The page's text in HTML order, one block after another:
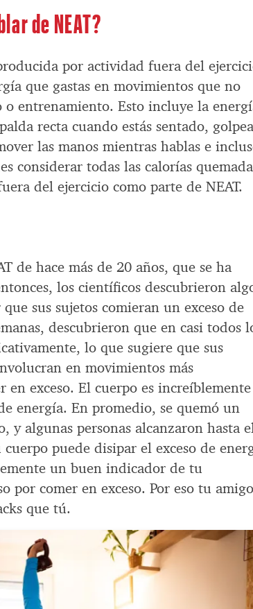
de NEAT?
por actividad fuera del
que gastas en movimientos que no
entrenamiento. Esto incluye la
recta cuando estás sentado,
las manos mientras hablas e
considerar todas las calorías
del ejercicio como parte de NEAT.
de hace más de 20 años, que se ha
los científicos descubrieron
sus sujetos comieran un exceso de
descubrieron que en casi todos
lo que sugiere que sus
en movimientos más
en exceso. El cuerpo es increíblemente
energía. En promedio, se quemó un
y algunas personas alcanzaron hasta
puede disipar el exceso de
un buen indicador de tu
por comer en exceso. Por eso tu amigo
que tú.